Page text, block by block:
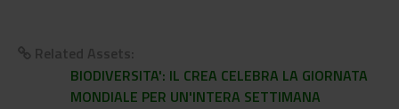
Related Assets:
BIODIVERSITA': IL CREA CELEBRA LA GIORNATA
MONDIALE PER UN'INTERA SETTIMANA